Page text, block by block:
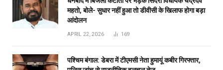
महतो, बोले- सुधार नहीं हुआ तो डीवीसी के खिलाफ होगा बड़ा
आंदोलन
APRIL 22, 2026 169
पश्चिम बंगाल: डेबरा में टीएमसी नेता हुमायूं कबीर गिरफ्तार,